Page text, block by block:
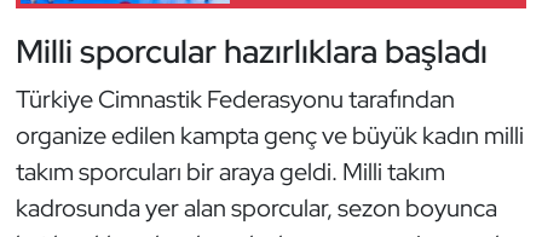
Milli sporcular hazırlıklara başladı
Türkiye Cimnastik Federasyonu tarafından
organize edilen kampta genç ve büyük kadın milli
takım sporcuları bir araya geldi. Milli takım
kadrosunda yer alan sporcular, sezon boyunca
Güreş
Halter
Hava Sporları